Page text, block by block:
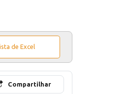
de Excel
Compartilhar